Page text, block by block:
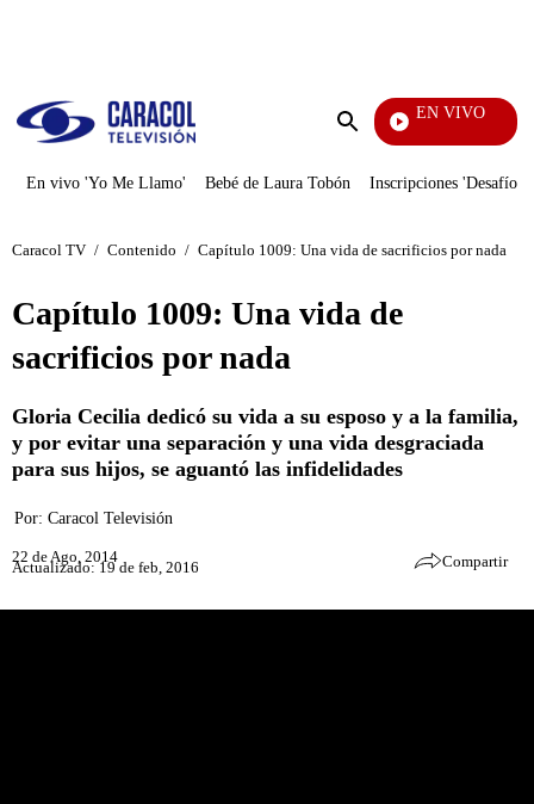
Enviar
EN VIVO
También Caerás
En vivo 'Yo Me Llamo' Bebé de Laura Tobón Inscripciones 'Desafío'
Caracol TV / Contenido / Capítulo 1009: Una vida de sacrificios por nada
Capítulo 1009: Una vida de
sacrificios por nada
Gloria Cecilia dedicó su vida a su esposo y a la familia,
y por evitar una separación y una vida desgraciada
para sus hijos, se aguantó las infidelidades
Por: Caracol Televisión
22 de Ago, 2014
Actualizado: 19 de feb, 2016 Compartir